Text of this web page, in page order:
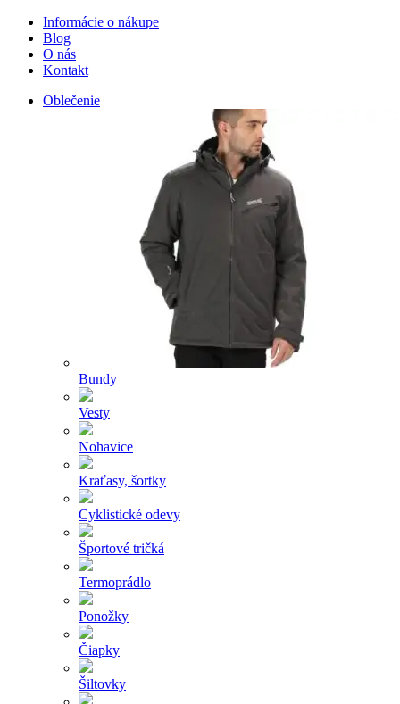
Informácie o nákupe
Blog
O nás
Kontakt
Oblečenie
Bundy
Vesty
Nohavice
Kraťasy, šortky
Cyklistické odevy
Športové tričká
Termoprádlo
Ponožky
Čiapky
Šiltovky